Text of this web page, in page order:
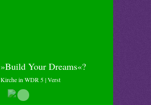
»Build Your Dreams«?
Kirche in WDR 5 | Verst